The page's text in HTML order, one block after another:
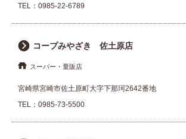
TEL： 0985-22-6789
コープみやざき 佐土原店
スーパー・量販店
宮崎県宮崎市佐土原町大字下那珂2642番地
TEL： 0985-73-5500